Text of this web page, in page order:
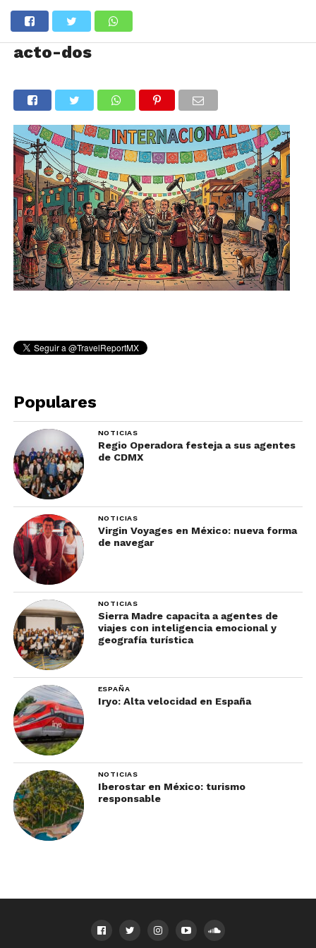
acto-dos
Populares
NOTICIAS
Regio Operadora festeja a sus agentes
de CDMX
NOTICIAS
Virgin Voyages en México: nueva forma
de navegar
NOTICIAS
Sierra Madre capacita a agentes de
viajes con inteligencia emocional y
geografía turística
ESPAÑA
Iryo: Alta velocidad en España
NOTICIAS
Iberostar en México: turismo
responsable